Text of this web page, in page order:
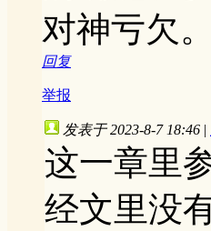
对神亏欠。
回复
举报
发表于 2023-8-7 18:46 |
这一章里
经文里没